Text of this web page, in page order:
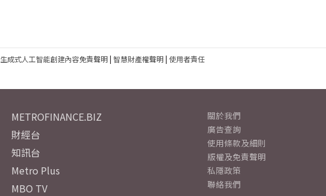
生成式人工智能創建內容免責聲明| 智慧財產權聲明| 使用者責任
METROFINANCE.BIZ
財經台
知訊台
Metro Plus
MBO TV
關於我們
廣告查詢
使用條款及細則
版權及免責聲明
私隱政策
聯絡我們